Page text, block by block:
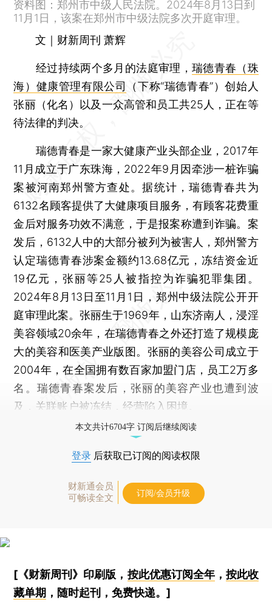
资料图：郑州市中级人民法院。2024年8月13日到
11月1日，该案在郑州市中级法院多次开庭审理。
文｜财新周刊 萧辉
经过持续两个多月的法庭审理， 瑞德青春（珠
海）健康管理有限公司
（下称“瑞德青春”）创始人
张丽（化名）以及一众高管和员工共25人，正在等
待法律的判决。
瑞德青春是一家大健康产业头部企业，2017年
11月成立于广东珠海，2022年9月因牵涉一桩诈骗
案被河南郑州警方查处。据统计，瑞德青春共为
6132名顾客提供了大健康项目服务，有顾客花费重
金后对服务功效不满意，于是报案称遭到诈骗。案
发后，6132人中的大部分被列为被害人，郑州警方
认定瑞德青春涉案金额约13.68亿元，冻结资金近
19亿元，张丽等25人被指控为诈骗犯罪集团。
2024年8月13日至11月1日，郑州中级法院公开开
庭审理此案。张丽生于1969年，山东济南人，浸淫
美容领域20余年，在瑞德青春之外还打造了规模庞
大的美容和医美产业版图。张丽的美容公司成立于
2004年，在全国拥有数百家加盟门店，员工2万多
名。瑞德青春案发后，张丽的美容产业也遭到波
及，关联账户被冻结，经营陷入困境。
本文共计6704字 订阅后继续阅读
登录 后获取已订阅的阅读权限
财新通会员
可畅读全文
订阅/会员升级
[《财新周刊》印刷版， 按此优惠订阅全年， 按此收
藏单期 ，随时起刊，免费快递。]